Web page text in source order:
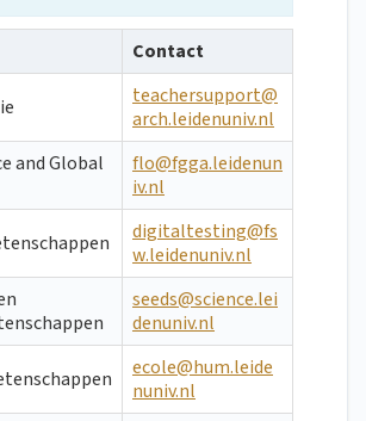
Contact
teachersupport@
arch.leidenuniv.nl
and Global
flo@fgga.leidenun
iv.nl
digitaltesting@fs
w.leidenuniv.nl
seeds@science.lei
denuniv.nl
ecole@hum.leide
nuniv.nl